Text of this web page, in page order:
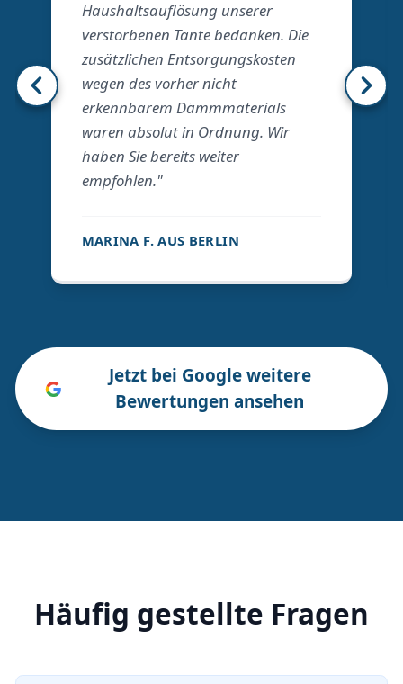
Haushaltsauflösung unserer
verstorbenen Tante bedanken. Die
zusätzlichen Entsorgungskosten
wegen des vorher nicht
erkennbarem Dämmmaterials
waren absolut in Ordnung. Wir
haben Sie bereits weiter
empfohlen."
MARINA F. AUS BERLIN
Jetzt bei Google weitere
Bewertungen ansehen
Häufig gestellte Fragen